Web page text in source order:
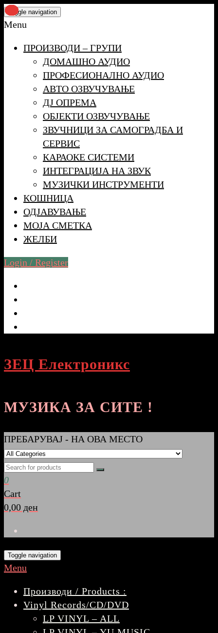
Skip
to
content
Toggle navigation
Menu
ПРОИЗВОДИ – ГРУПИ
ДОМАШНО АУДИО
ПРОФЕСИОНАЛНО АУДИО
АВТО ОЗВУЧУВАЊЕ
ДЈ ОПРЕМА
ОБЈЕКТИ ОЗВУЧУВАЊЕ
ЗВУЧНИЦИ ЗА САМОГРАДБА И
СЕРВИС
КАРАОКЕ СИСТЕМИ
ИНТЕГРАЦИЈА НА ЗВУК
МУЗИЧКИ ИНСТРУМЕНТИ
КОШНИЦА
ОДЈАВУВАЊЕ
МОЈА СМЕТКА
ЖЕЛБИ
Login / Register
ЗЕЦ Електроникс
МУЗИКА ЗА СИТЕ !
ПРЕБАРУВАЈ - НА ОВА МЕСТО
0
Cart
0,00 ден
Toggle navigation
Menu
Производи / Products :
Vinyl Records/CD/DVD
LP VINYL – ALL